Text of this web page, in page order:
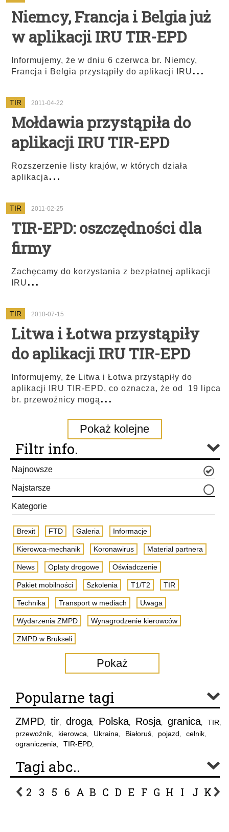
Niemcy, Francja i Belgia już
w aplikacji IRU TIR-EPD
Informujemy, że w dniu 6 czerwca br. Niemcy,
Francja i Belgia przystąpiły do aplikacji IRU...
TIR 2011-04-22
Mołdawia przystąpiła do
aplikacji IRU TIR-EPD
Rozszerzenie listy krajów, w których działa
aplikacja...
TIR 2011-02-25
TIR-EPD: oszczędności dla
firmy
Zachęcamy do korzystania z bezpłatnej aplikacji
IRU...
TIR 2010-07-15
Litwa i Łotwa przystąpiły
do aplikacji IRU TIR-EPD
Informujemy, że Litwa i Łotwa przystąpiły do
aplikacji IRU TIR-EPD, co oznacza, że od 19 lipca
br. przewoźnicy mogą...
Pokaż kolejne
Filtr info.
Najnowsze
Najstarsze
Kategorie
Brexit FTD Galeria Informacje
Kierowca-mechanik Koronawirus Materiał partnera
News Opłaty drogowe Oświadczenie
Pakiet mobilności Szkolenia T1/T2 TIR
Technika Transport w mediach Uwaga
Wydarzenia ZMPD Wynagrodzenie kierowców
ZMPD w Brukseli
Pokaż
Popularne tagi
ZMPD, tir, droga, Polska, Rosja, granica, TIR,
przewoźnik, kierowca, Ukraina, Białoruś, pojazd, celnik,
ograniczenia, TIR-EPD,
Tagi abc..
2 3 5 6 A B C D E F G H I J K L